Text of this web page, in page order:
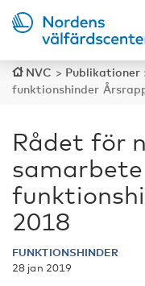
NVC > Publikationer
funktionshinder
Rådet för
2018
FUNKTIONSHINDER
28 jan 2019